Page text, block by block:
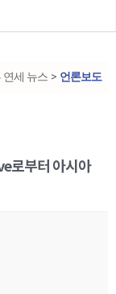
연세 뉴스 언론보도
로부터 아시아